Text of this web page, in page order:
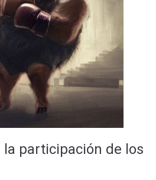
la participación de los